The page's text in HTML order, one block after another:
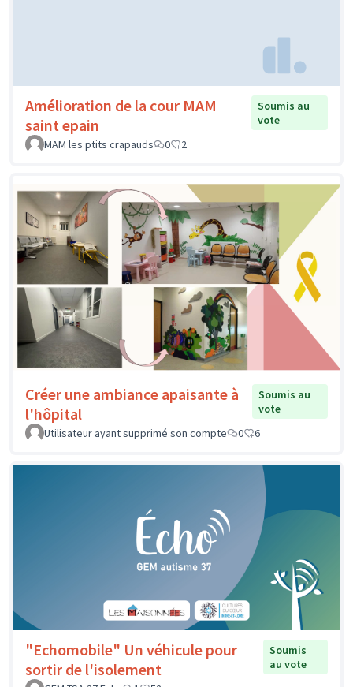
Amélioration de la cour MAM
saint epain
Soumis au
vote
MAM les ptits crapauds
0 2
Créer une ambiance apaisante à
l'hôpital
Soumis au
vote
Utilisateur ayant supprimé son compte
0 6
"Echomobile" Un véhicule pour
sortir de l'isolement
Soumis
au vote